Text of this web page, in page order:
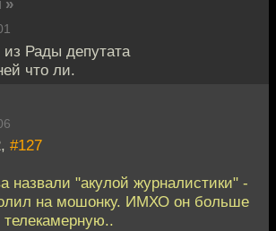
»
Рады депутата
что ли.
#127
назвали "акулой журналистики" -
на мошонку. ИМХО он больше
телекамерную..